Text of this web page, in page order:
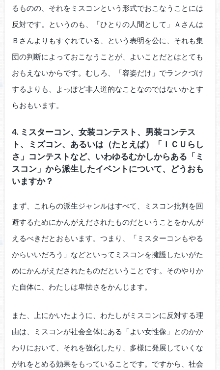
るものの、それをミスコンという形式でおこなうことには
反対です。というのも、「ひとりの人間として」Ａさんは
Ｂさんよりもすぐれている、という表明を公に、それも集
団の判断によっておこなうことが、よいことだとはとても
おもえないからです。むしろ、「容姿だけ」でランクづけ
するよりも、よっぽど非人道的なことなのではないかとす
らおもいます。
4. ミスターコン、女装コンテスト、男装コンテス
ト、ミズコン、あるいは（たとえば）「ＩＣＵらし
さ」コンテストなど、いわゆるむかしからある「ミ
スコン」から派生したイベントについて、どうおも
いますか？
まず、これらの派生ジャンルはすべて、ミスコン批判を回
避するためにかんがえだされたものだということをかんが
えるべきだとおもいます。つまり、「ミスターコンもやる
からいいだろう」などといってミスコンを擁護したいがた
めにかんがえだされたものだということです。そのやりか
た自体に、わたしは卑怯さをかんじます。
また、上にかいたように、わたしがミスコンに反対する理
由は、ミスコンが社会全体にある「よい女性像」とのかか
わりにおいて、それを強化したり、多様に発展していくな
がれをとめる効果をもっていることです。ですから、社会